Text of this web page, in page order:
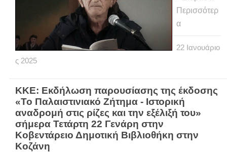
Περισσότερ
α
22 Ιανουάριο
ς 2025
ΚΚΕ: Εκδήλωση παρουσίασης της έκδοσης
«Το Παλαιστινιακό Ζήτημα - Ιστορική
αναδρομή στις ρίζες και την εξέλιξή του»
σήμερα Τετάρτη 22 Γενάρη στην
Κοβεντάρειο Δημοτική Βιβλιοθήκη στην
Κοζάνη